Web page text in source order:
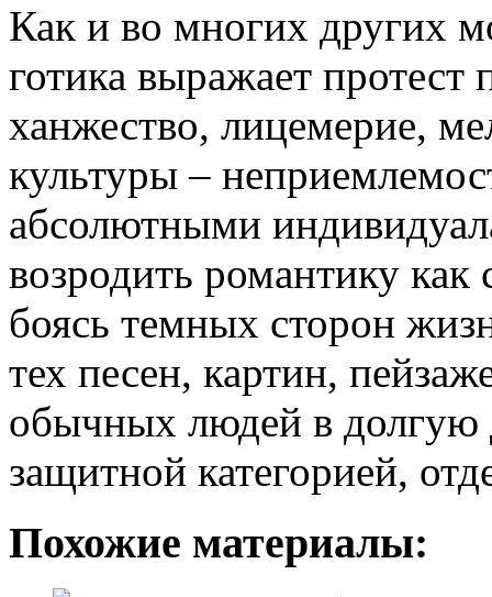
Как и во многих других
готика выражает
ханжество, лицемерие,
культуры –
абсолютными
возродить романтику
боясь темных сторон
тех песен, картин,
обычных людей в долгую
защитной категорией,
Похожие материалы: